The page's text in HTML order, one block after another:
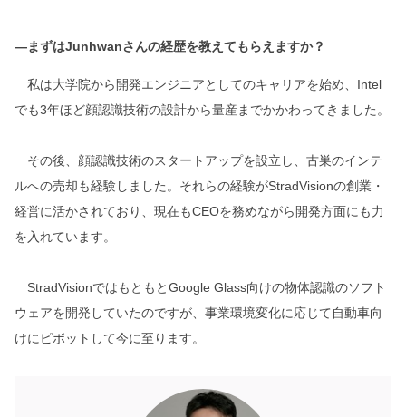
―まずはJunhwanさんの経歴を教えてもらえますか？
私は大学院から開発エンジニアとしてのキャリアを始め、Intel
でも3年ほど顔認識技術の設計から量産までかかわってきました。
その後、顔認識技術のスタートアップを設立し、古巣のインテ
ルへの売却も経験しました。それらの経験がStradVisionの創業・
経営に活かされており、現在もCEOを務めながら開発方面にも力
を入れています。
StradVisionではもともとGoogle Glass向けの物体認識のソフト
ウェアを開発していたのですが、事業環境変化に応じて自動車向
けにピボットして今に至ります。